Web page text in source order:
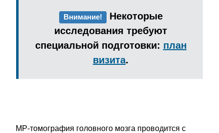
Внимание! Некоторые
исследования требуют
специальной подготовки: план
визита.
МР-томография головного мозга проводится с